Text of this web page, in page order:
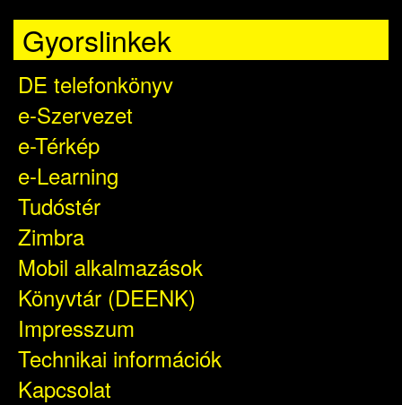
Gyorslinkek
DE telefonkönyv
e-Szervezet
e-Térkép
e-Learning
Tudóstér
Zimbra
Mobil alkalmazások
Könyvtár (DEENK)
Impresszum
Technikai információk
Kapcsolat